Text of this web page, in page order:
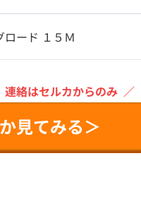
ロード １５Ｍ
連絡はセルカからのみ ／
見てみる＞